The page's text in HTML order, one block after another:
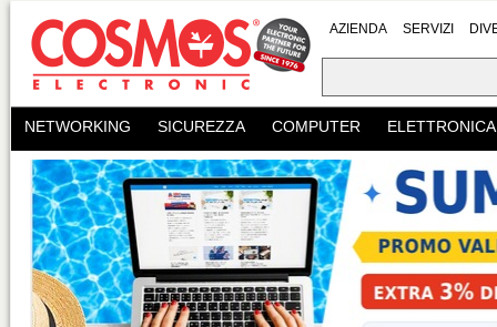
AZIENDA SERVIZI
NETWORKING SICUREZZA COMPUTER ELETTRONICA